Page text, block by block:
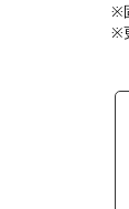
※
※